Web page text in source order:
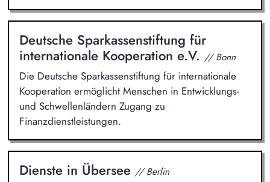
Deutsche Sparkassenstiftung für
internationale Kooperation e.V. // Bonn
Die Deutsche Sparkassenstiftung für internationale
Kooperation ermöglicht Menschen in Entwicklungs-
und Schwellenländern Zugang zu
Finanzdienstleistungen.
Dienste in Übersee // Berlin